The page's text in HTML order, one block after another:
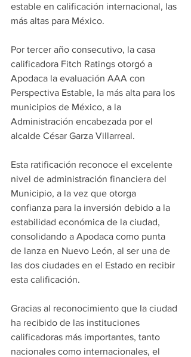
estable en calificación internacional, las
más altas para México.
Por tercer año consecutivo, la casa
calificadora Fitch Ratings otorgó a
Apodaca la evaluación AAA con
Perspectiva Estable, la más alta para los
municipios de México, a la
Administración encabezada por el
alcalde César Garza Villarreal.
Esta ratificación reconoce el excelente
nivel de administración financiera del
Municipio, a la vez que otorga
confianza para la inversión debido a la
estabilidad económica de la ciudad,
consolidando a Apodaca como punta
de lanza en Nuevo León, al ser una de
las dos ciudades en el Estado en recibir
esta calificación.
Gracias al reconocimiento que la ciudad
ha recibido de las instituciones
calificadoras más importantes, tanto
nacionales como internacionales, el